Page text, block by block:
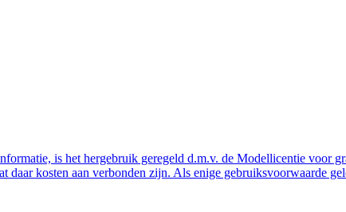
is het hergebruik geregeld d.m.v. de Modellicentie voor
daar kosten aan verbonden zijn. Als enige gebruiksvoorwaarde